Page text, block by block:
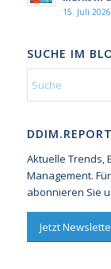
15. Juli
SUCHE IM
Aktuelle Trends,
Management.
abonnieren Sie
Jetzt